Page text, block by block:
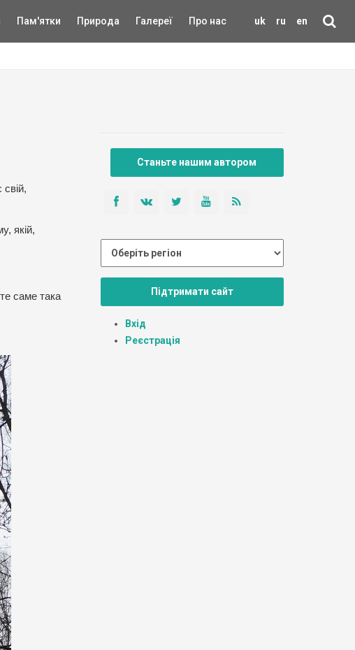
uk ru en
Пам'ятки Природа Галереї Про нас
якій,
саме така
Станьте нашим автором
Підтримати сайт
Вхід
Реєстрація